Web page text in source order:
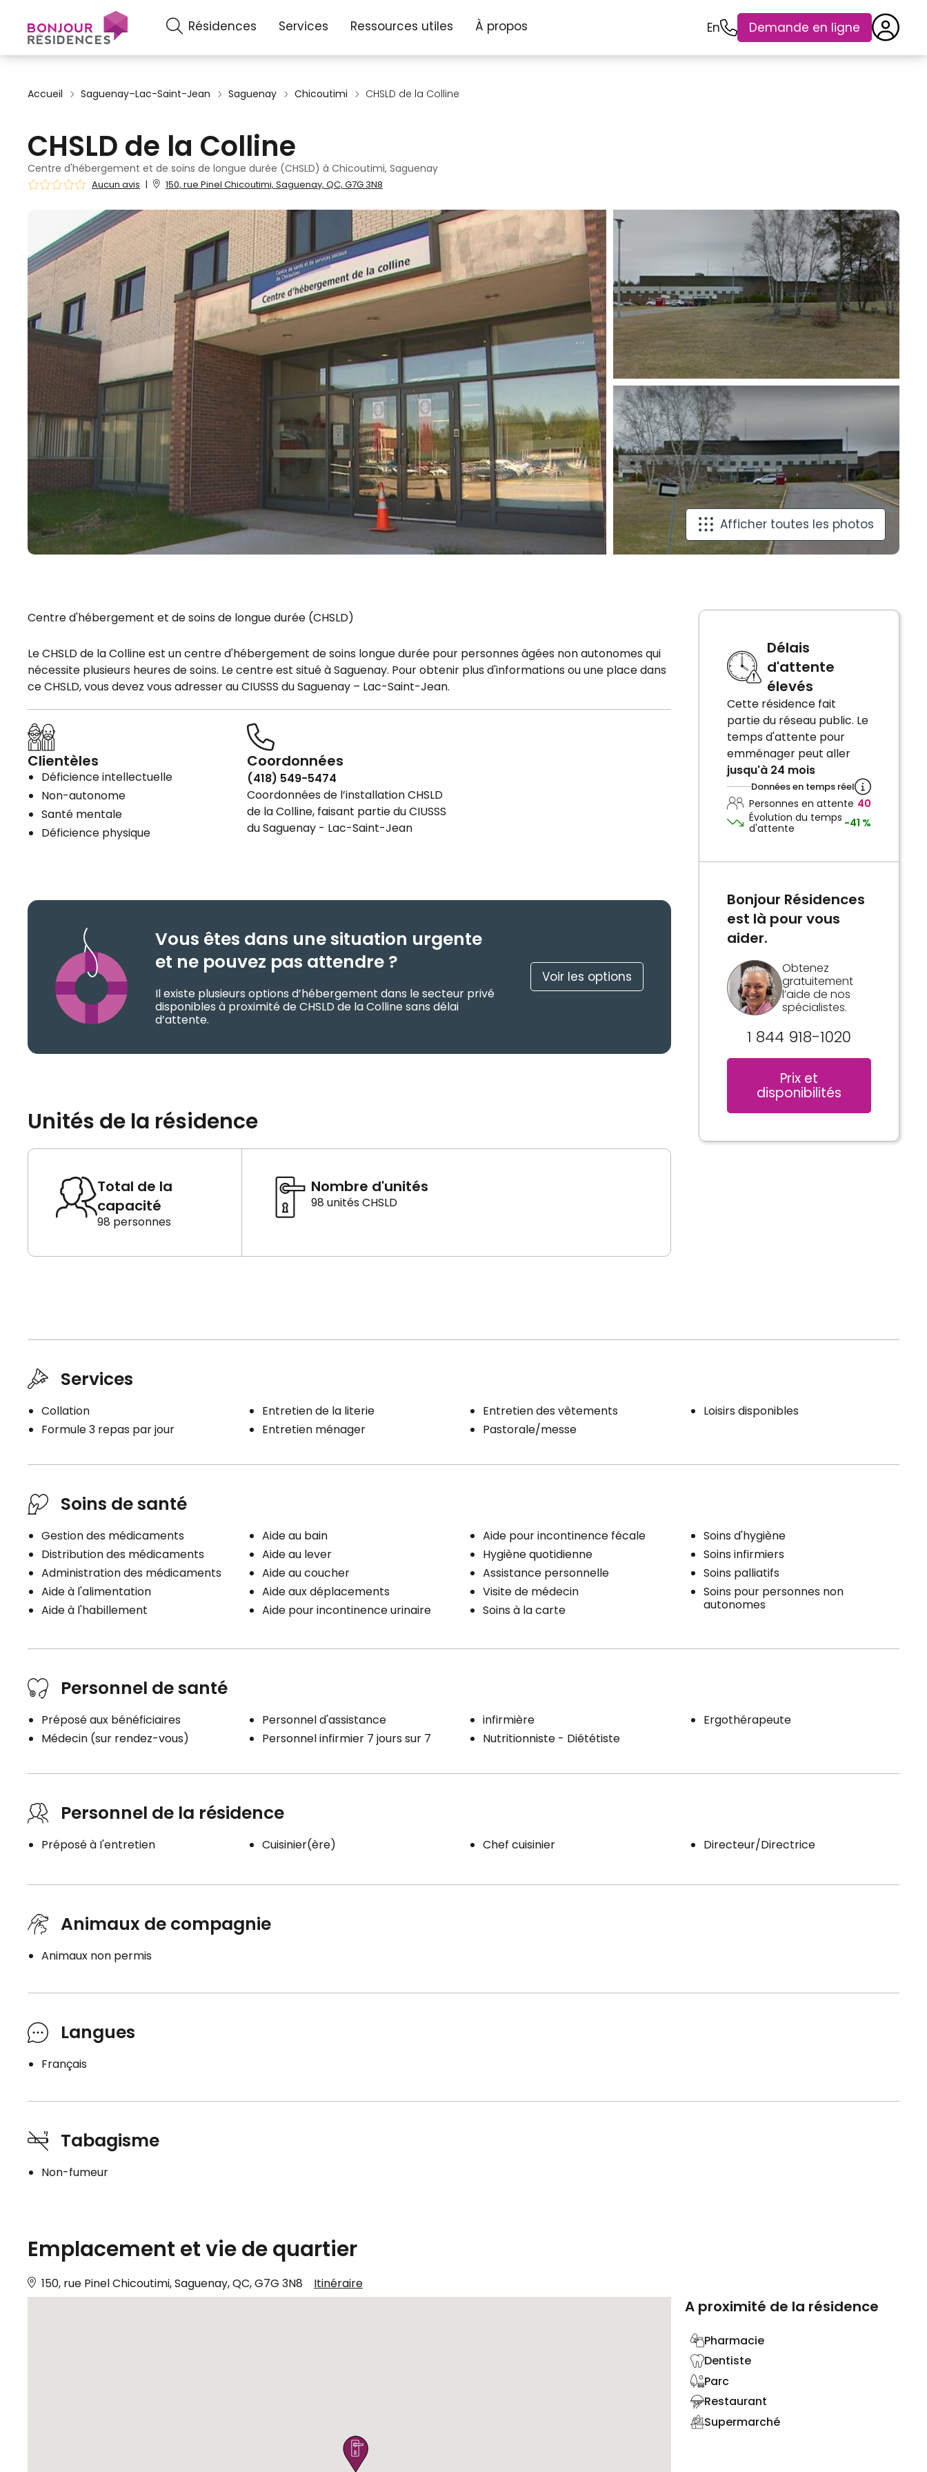
Résidences Services Ressources utiles À propos En Demande en ligne
Accueil Saguenay–Lac-Saint-Jean Saguenay Chicoutimi CHSLD de la Colline
CHSLD de la Colline
Centre d'hébergement et de soins de longue durée (CHSLD) à Chicoutimi, Saguenay
Aucun avis | 150, rue Pinel Chicoutimi, Saguenay, QC, G7G 3N8
Afficher toutes les photos
Centre d'hébergement et de soins de longue durée (CHSLD)
Le CHSLD de la Colline est un centre d'hébergement de soins longue durée pour personnes âgées non autonomes qui
nécessite plusieurs heures de soins. Le centre est situé à Saguenay. Pour obtenir plus d'informations ou une place dans
ce CHSLD, vous devez vous adresser au CIUSSS du Saguenay – Lac-Saint-Jean.
Clientèles
Déficience intellectuelle
Non-autonome
Santé mentale
Déficience physique
Coordonnées
(418) 549-5474
Coordonnées de l’installation CHSLD
de la Colline, faisant partie du CIUSSS
du Saguenay - Lac-Saint-Jean
Vous êtes dans une situation urgente
et ne pouvez pas attendre ?
Il existe plusieurs options d’hébergement dans le secteur privé
disponibles à proximité de CHSLD de la Colline sans délai
d’attente.
Voir les options
Unités de la résidence
Total de la
capacité
98 personnes
Nombre d'unités
98 unités CHSLD
Délais
d'attente
élevés
Cette résidence fait
partie du réseau public. Le
temps d'attente pour
emménager peut aller
jusqu'à 24 mois
Données en temps réel
Personnes en attente 40
Évolution du temps
d'attente
-41 %
Bonjour Résidences
est là pour vous
aider.
Obtenez
gratuitement
l’aide de nos
spécialistes.
1 844 918-1020
Prix et
disponibilités
Services
Collation
Formule 3 repas par jour
Entretien de la literie
Entretien ménager
Entretien des vêtements
Pastorale/messe
Loisirs disponibles
Soins de santé
Gestion des médicaments
Distribution des médicaments
Administration des médicaments
Aide à l'alimentation
Aide à l'habillement
Aide au bain
Aide au lever
Aide au coucher
Aide aux déplacements
Aide pour incontinence urinaire
Aide pour incontinence fécale
Hygiène quotidienne
Assistance personnelle
Visite de médecin
Soins à la carte
Soins d'hygiène
Soins infirmiers
Soins palliatifs
Soins pour personnes non
autonomes
Personnel de santé
Préposé aux bénéficiaires
Médecin (sur rendez-vous)
Personnel d'assistance
Personnel infirmier 7 jours sur 7
infirmière
Nutritionniste - Diététiste
Ergothérapeute
Personnel de la résidence
Préposé à I'entretien Cuisinier(ère) Chef cuisinier Directeur/Directrice
Animaux de compagnie
Animaux non permis
Langues
Français
Tabagisme
Non-fumeur
Emplacement et vie de quartier
150, rue Pinel Chicoutimi, Saguenay, QC, G7G 3N8 Itinéraire

A proximité de la résidence
Pharmacie
Dentiste
Parc
Restaurant
Supermarché